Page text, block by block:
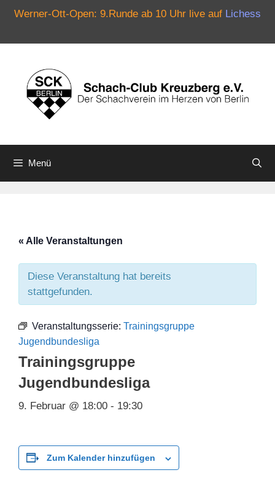
Werner-Ott-Open: 9.Runde ab 10 Uhr live auf Lichess
springen
Menü
« Alle Veranstaltungen
Diese Veranstaltung hat bereits
stattgefunden.
Veranstaltungsserie: Trainingsgruppe
Jugendbundesliga
Trainingsgruppe
Jugendbundesliga
9. Februar @ 18:00 - 19:30
Zum Kalender hinzufügen